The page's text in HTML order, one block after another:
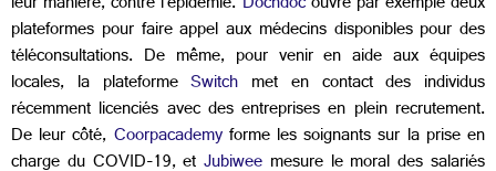
plateformes pour faire appel aux médecins disponibles pour des
téléconsultations. De même, pour venir en aide aux équipes
locales, la plateformeSwitch met en contact des individus
récemment licenciés avec des entreprises en plein recrutement.
De leur côté, Coorpacademyforme les soignants sur la prise en
charge du COVID-19, etJubiwee mesure le moral des salariés